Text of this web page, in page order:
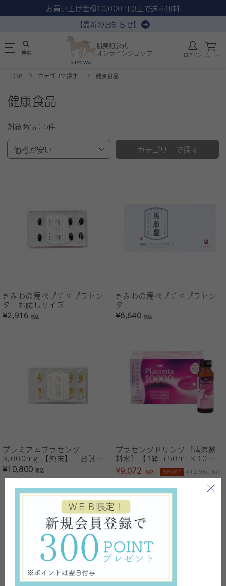
お買い上げ金額10,000円以上で送料無料
【最新のお知らせ】
肌美和公式
オンラインショップ
検索 ログイン カート
TOP カテゴリで探す 健康食品
健康食品
対象商品： 5件
価格が安い カテゴリーで探す
きみわの馬ペプチドプラセン
タ お試しサイズ
¥2,916税込
きみわの馬ペプチドプラセン
タ
¥8,640税込
プレミアムプラセンタ
3,000mg 【純末】 お試し
サイズ
¥10,800税込
プラセンタドリンク［清涼飲
料水］【1箱（50mL×10
本）】
¥9,072 税込 30%OFF ¥12,960 税込